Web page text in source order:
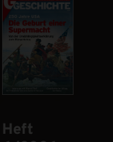
Heft